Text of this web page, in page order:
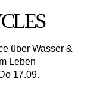
über Wasser &
Leben
17.09.